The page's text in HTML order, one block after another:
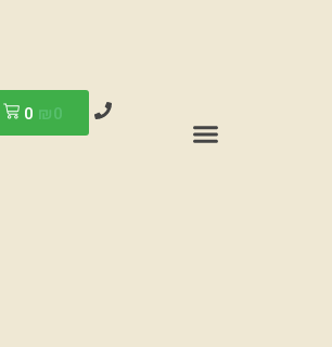
₪0
0